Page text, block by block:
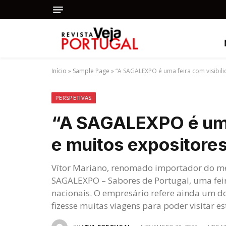
Início » Sample Page »“A SAGALEXPO é uma feira com
PERSPETIVAS
“A SAGALEXPO é
e muitos
Vítor Mariano, renomado importador do
SAGALEXPO – Sabores de Portugal, uma
nacionais. O empresário refere ainda um
fizesse muitas viagens para poder visitar